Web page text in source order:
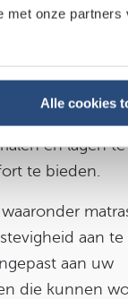
met onze partners
Alle cookies
aan uw
en lagen te
te bieden.
aan te
aan uw
die kunnen